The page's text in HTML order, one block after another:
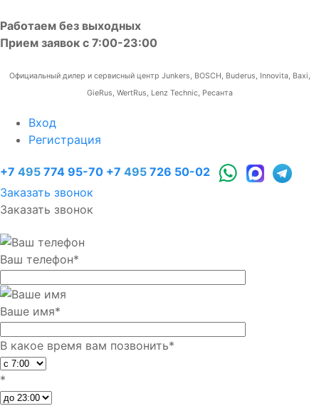
Работаем без выходных
Прием заявок с 7:00-23:00
Официальный дилер и сервисный центр Junkers, BOSCH, Buderus, Innovita, Baxi,
GieRus, WertRus, Lenz Technic, Ресанта
Вход
Регистрация
+7 495 774 95-70 +7 495 726 50-02
Заказать звонок
Заказать звонок
Ваш телефон*
Ваше имя*
В какое время вам позвонить*
*